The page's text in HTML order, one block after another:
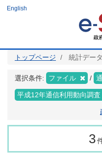
ツ
English
トップページ 統計デー
選択条件: ファイル
平成12年通信利用動向調査
3